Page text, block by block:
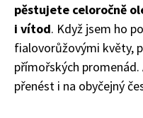
pěstujete celoročně
i vítod. Když jsem ho
fialovorůžovými květy,
přímořských
přenést i na obyčejný